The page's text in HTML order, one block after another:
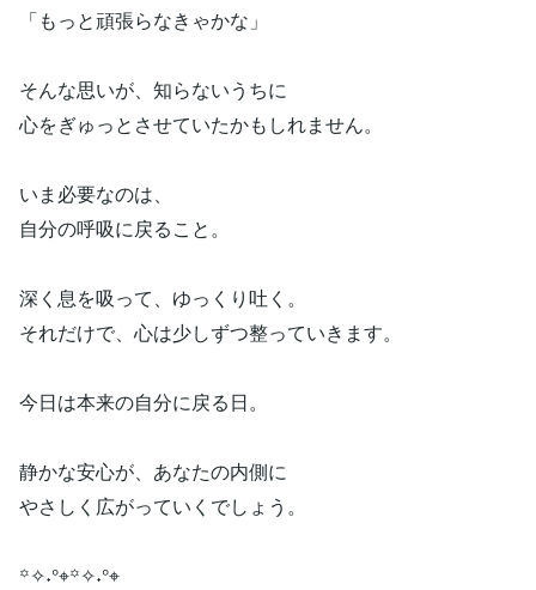
「もっと頑張らなきゃかな」
そんな思いが、知らないうちに
心をぎゅっとさせていたかもしれません。
いま必要なのは、
自分の呼吸に戻ること。
深く息を吸って、ゆっくり吐く。
それだけで、心は少しずつ整っていきます。
今日は本来の自分に戻る日。
静かな安心が、あなたの内側に
やさしく広がっていくでしょう。
꙳✧˖°⌖꙳✧˖°⌖